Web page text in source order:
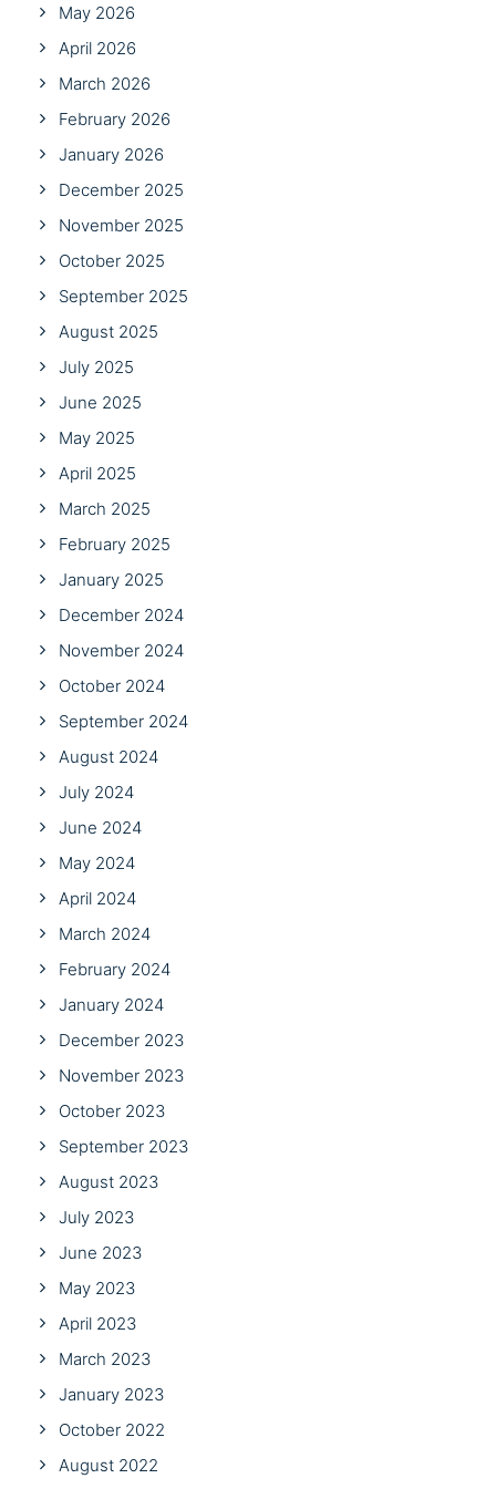
May 2026
April 2026
March 2026
February 2026
January 2026
December 2025
November 2025
October 2025
September 2025
August 2025
July 2025
June 2025
May 2025
April 2025
March 2025
February 2025
January 2025
December 2024
November 2024
October 2024
September 2024
August 2024
July 2024
June 2024
May 2024
April 2024
March 2024
February 2024
January 2024
December 2023
November 2023
October 2023
September 2023
August 2023
July 2023
June 2023
May 2023
April 2023
March 2023
January 2023
October 2022
August 2022